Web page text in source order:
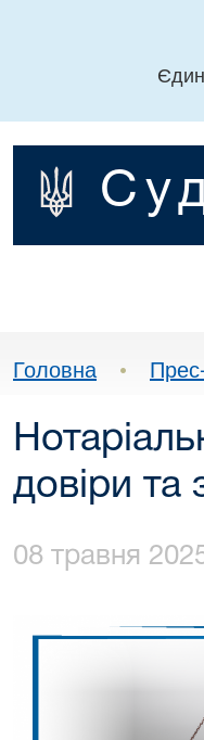
Головна •
довіри та
08 травня